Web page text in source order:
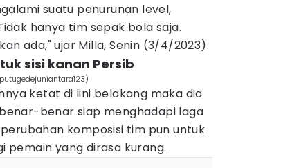
suatu penurunan level,
hanya tim sepak bola saja.
ada," ujar Milla, Senin (3/4/2023).
sisi kanan Persib
ketat di lini belakang maka dia
benar siap menghadapi laga
komposisi tim pun untuk
yang dirasa kurang.